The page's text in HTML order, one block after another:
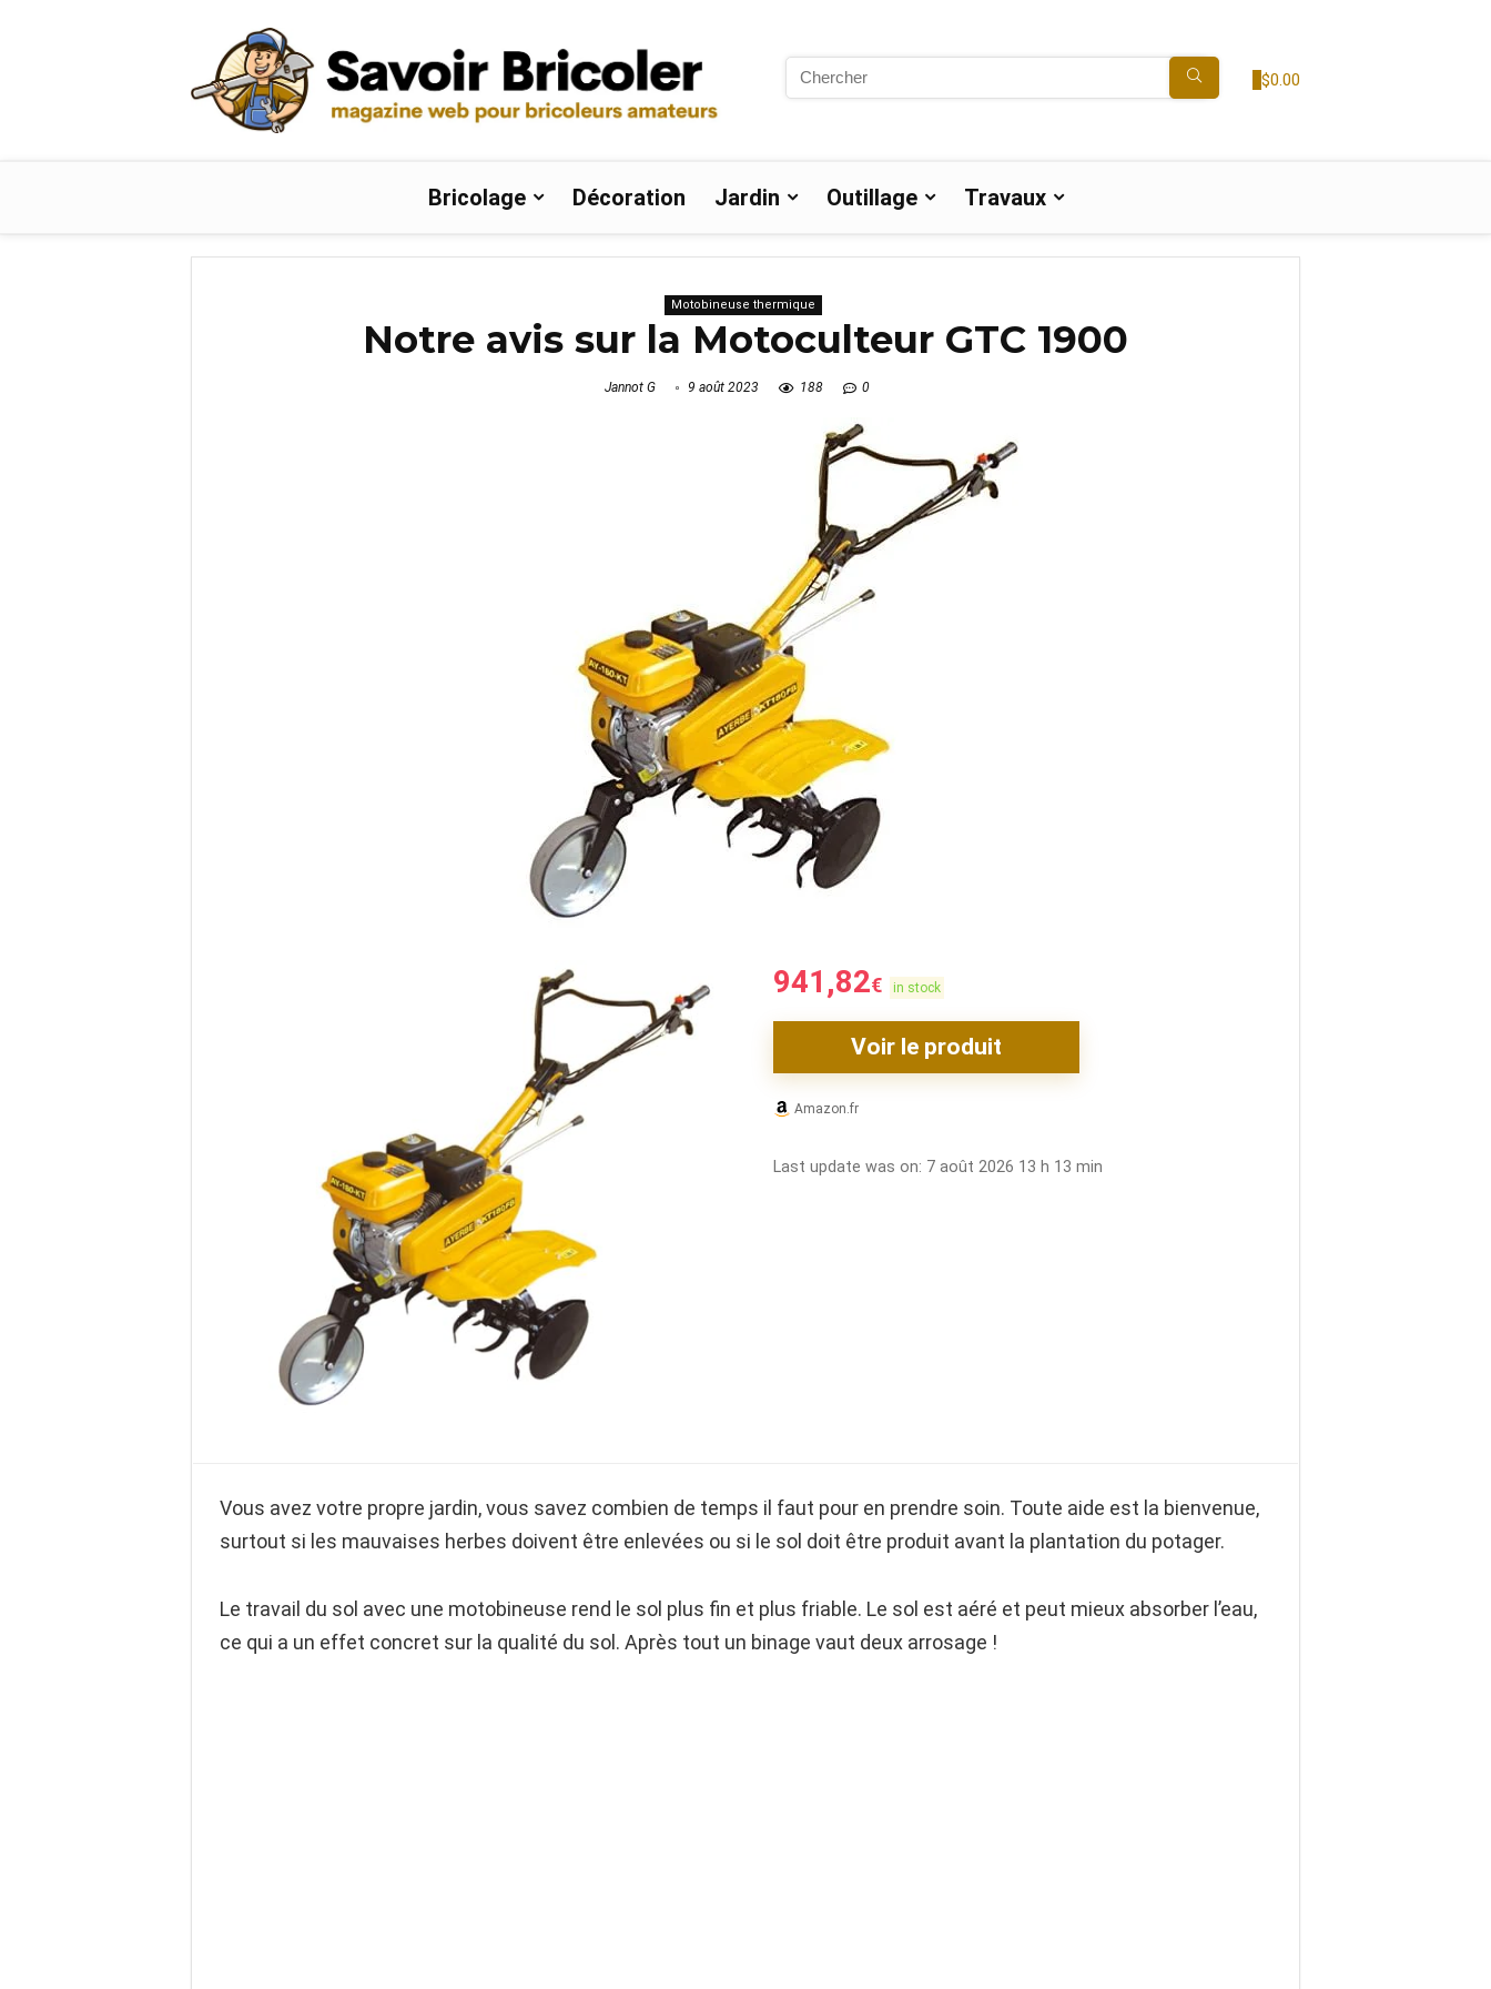
Search
for:
$0.00
Bricolage Décoration Jardin Outillage Travaux
Motobineuse thermique
Notre avis sur la Motoculteur GTC 1900
Jannot G 9 août 2023 188 0
941,82€ in stock
Voir le produit
Amazon.fr
Last update was on: 7 août 2026 13 h 13 min
Vous avez votre propre jardin, vous savez combien de temps il faut pour en prendre soin. Toute aide est la bienvenue,
surtout si les mauvaises herbes doivent être enlevées ou si le sol doit être produit avant la plantation du potager.
Le travail du sol avec une motobineuse rend le sol plus fin et plus friable. Le sol est aéré et peut mieux absorber l’eau,
ce qui a un effet concret sur la qualité du sol. Après tout un binage vaut deux arrosage !